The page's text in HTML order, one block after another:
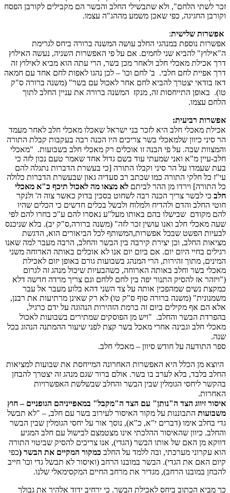
זכר לשתי הלחם", ולא שתבשילי החלב והבשר הם מקבילים לקורבן הפסח
וקורבן החגיגה, כפי שאכן משמע מההג"ה עצמו.
אפשרות שלישית:
אפשרות נוספת במנהגי החלב עושה המשנה ברורה ביחס לגרימת
ה"אילוץ" להביא שני לחמים. אם על פי האפשרות השניה, נעשה האילוץ
דרך אכילת מאכלי חלב ולאחר מכן בשר, הרי עתה הוא מביא לאילוץ זה
דרך אפיית לחם חלבי. ב' לחם וכו' – לכן נהגו לאפות לחם אחד עם חמאה
דאז בודאי יצטרך להביא לחם אחר לאכול עם בשר" (משנה ברורה ס"ק
טו). באופן התייחסות זה, מנקז המשנה ברורה את עניין החלב לתוך
הלחם עצמו.
אפשרות רביעית:
אכילת מאכלי חלב היא לזכר בני ישראל שאכלו מאכלי חלב לאחר מעמד
הר סיני כיוון שלמאכלי בשר צריכים היו הכנה רבה בעקבות קבלת התורה
והמצוות שבה. על פי הבנה זו אוכלים רק מאכלי חלב בשבועות. "מאכלי
חלב-עיין מ"א ואני שמעתי עוד בשם גדול אחד שאמר טעם נכון לזה כי
בעת שעמדו על הר סיני וקבלו התורה [כי בעשרת הדברות נתגלה להם
עי"ז כל חלקי התורה כמו שכתב רב סעדיה גאון שבעשרת הדברות כלולה
כל התורה] וירדו מן ההר לביתם לא מצאו מה לאכול תיכף כ"א מאכלי
חלב כי לבשר צריך הכנה רבה לשחוט בסכין בדוק כאשר צוה ה' ולנקר
חוטי החלב והדם ולהדיח ולמלוח ולבשל בכלים חדשים כי הכלים שהיו
להם מקודם שבישלו בהם באותו מעל"ע נאסרו להם ע"כ בחרו להם לפי
שעה מאכלי חלב ואנו עושין זכר לזה" (משנה ברורה,ס"ק יב). בלא שניכנס
לבעיות הפשט שבכל אפשרות,המשותף לכל הביאורים הוא, הדגשת
מציאות החלב, וכן יצירת קירבה בין הבשר והחלב, הרבה מעבר למה שאנו
רגילים בחיי היום יום. אם ביום יום אנו לא אוכלים באותה הארוחה משני
המינים, מתוך זהירות, הרי המנהג בשבועות גורם באופן יזום לאכילת
מאכלי בשר וחלב באותה הארוחה, כשהבעיות שיכול מנהג זה לגרום
("ויזהר אז להסיק התנור יפה בין לחם ללחם וגם צריך מרדה חדשה דלא
כמקצת נשים שמהפכין אותה על צד השני דהא בלוע מעבר אל עבר
משמנונית" (משנה ברורה סוף ס"ק טו) לא רק שאינן מרתיעות את רבנן,
אלא הם אף מקילים ביום זה ברמת הזהירות הנהוגה על ידם כרגיל,
בהפרדת הבשר והחלב. "ויש מן הפוסקים שמתירים בשבועות לאכול
מאכלי חלב וגבינה אחרי מאכל בשר קצת לפני שיעור ההמתנה הנהוג בכל
שנה.
ספר התודעה על חודש סיוון – מאכלי חלב.
היוצא מן הכלל היא האפשרות האחרונה המייחסת את שבועות למציאות
החלב בלבד, בלא לערב בו בשר. אולם ברור שגם מנהג זה יצטרך להבחן
בהקשר ליחסי הגומלין שבין הבשר והחלב שבשלשת האפשרויות
האחרות.
איסור זיווג הצד ה"נותן" עם הצד ה"מקבל" במאפייניהם הגופניים – חוץ
משבועות התבוננות על מקור האיסור לעירוב בשר עם חלב, – "לא תבשל
גדי בחלב אימו (דברים י"א, כ"א), נוסך אור על יחסי הגומלין שבין הבשר
והחלב. כיוון שהאיסור ההלכתי אינו מצטמצם לבישול עם חלב המגיע
דווקא מן האם של אותו הבשר (הגדי), אנו צריכים להסיק שביטוי התורה
הוא עקרוני מערכתי, ובה ללמד על החלב כמקור המקיים את הבשר (כפי
קיום האם את הגדי). הבשר במובנו הרחב (ואיסור לא תבשל גדי וכו' חייב
להבחן במובנו הרחב), מגדיר את מרחב החיים המקסימאלי שלנו.
כך מביא הכתוב ביחס לאכילת הבשר. כי ירחיב ידוד אלהיך את גבולך